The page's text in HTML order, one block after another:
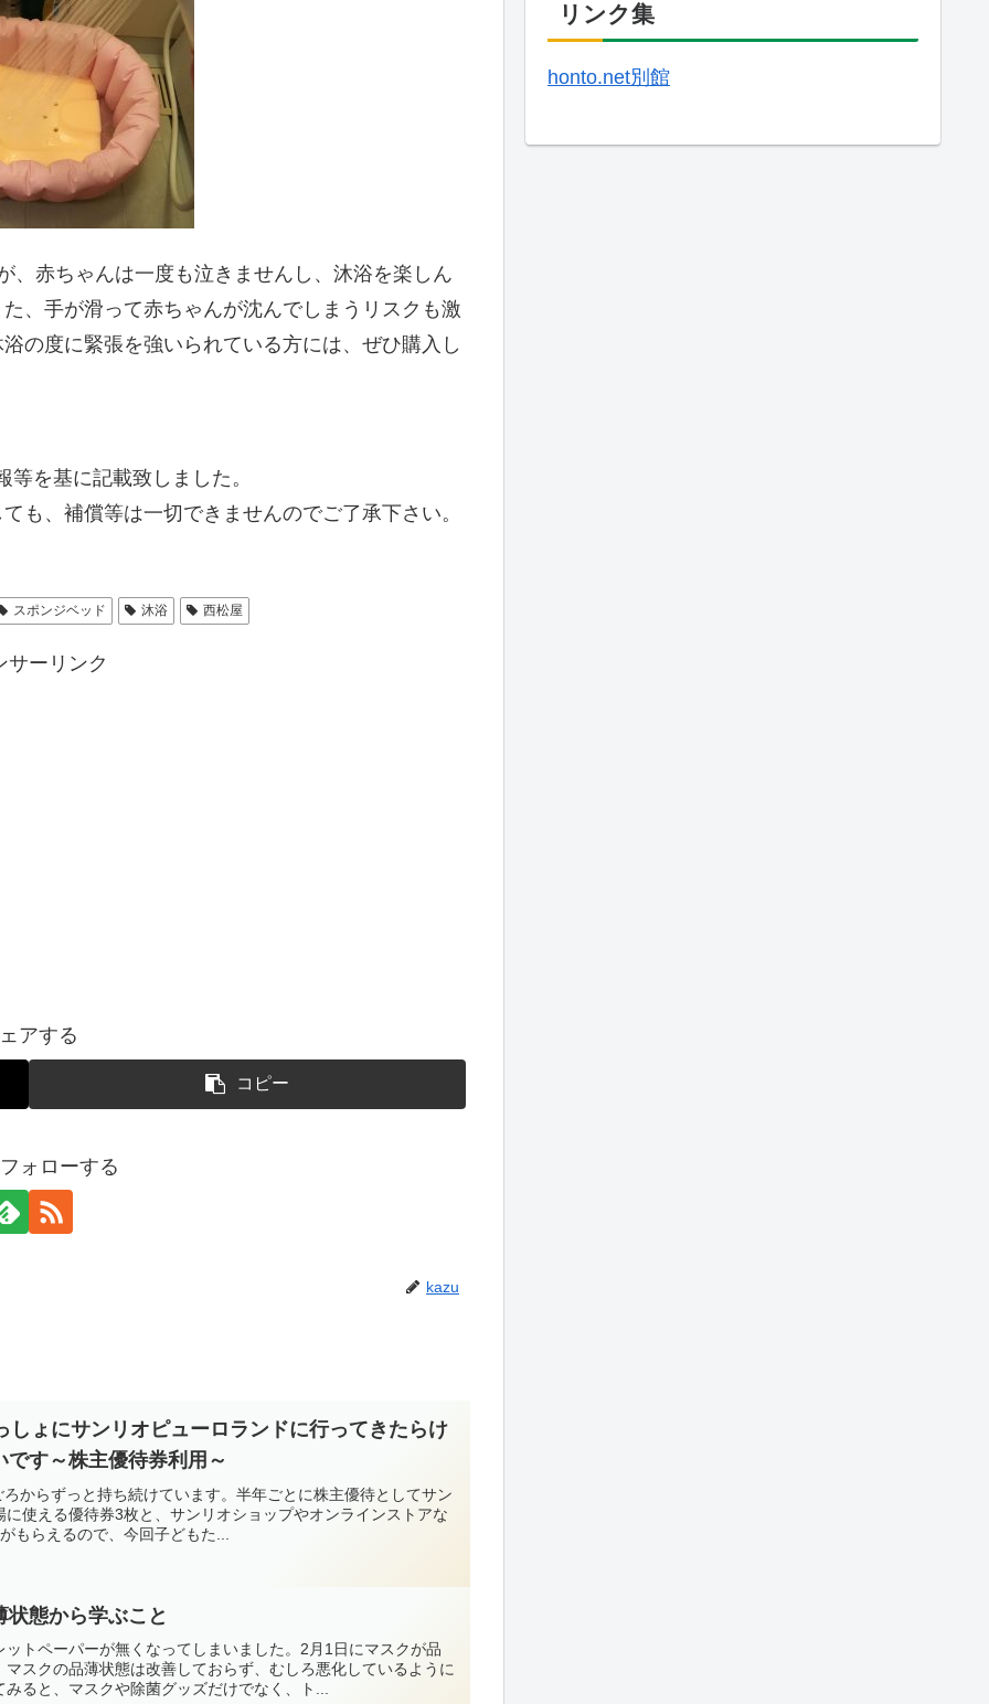
、赤ちゃんは一度も泣きませんし、沐浴を楽しん
、手が滑って赤ちゃんが沈んでしまうリスクも激
の度に緊張を強いられている方には、ぜひ購入し
を基に記載致しました。
も、補償等は一切できませんのでご了承下さい。
スポンジベッド 沐浴 西松屋
サーリンク
アする
コピー
ォローする
kazu
しょにサンリオピューロランドに行ってきたらけ
す～株主優待券利用～
からずっと持ち続けています。半年ごとに株主優待としてサン
に使える優待券3枚と、サンリオショップやオンラインストアな
もらえるので、今回子どもた...
状態から学ぶこと
ットペーパーが無くなってしまいました。2月1日にマスクが品
スクの品薄状態は改善しておらず、むしろ悪化しているように
ると、マスクや除菌グッズだけでなく、ト...
リンク集
honto.net別館